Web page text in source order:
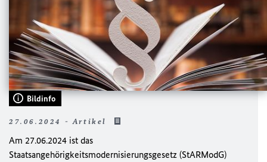
Bildinfo
27.06.2024 - Artikel
Am 27.06.2024 ist das
Staatsangehörigkeitsmodernisierungsgesetz (StARModG)